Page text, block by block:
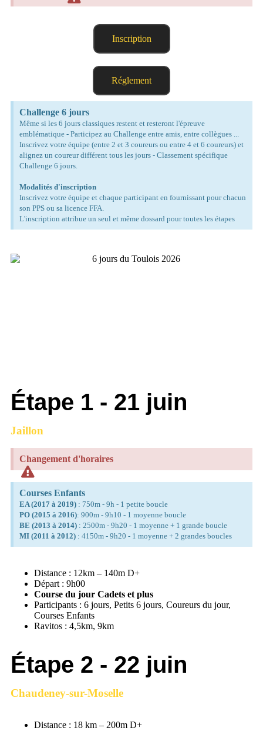
Inscription
Réglement
Challenge 6 jours
Même si les 6 jours classiques restent et resteront l'épreuve
emblématique - Participez au Challenge entre amis, entre collègues ...
Inscrivez votre équipe (entre 2 et 3 coureurs ou entre 4 et 6 coureurs) et
alignez un coureur différent tous les jours - Classement spécifique
Challenge 6 jours.
Modalités d'inscription
Inscrivez votre équipe et chaque participant en fournissant pour chacun
son PPS ou sa licence FFA.
L'inscription attribue un seul et même dossard pour toutes les étapes
Étape 1 - 21 juin
Jaillon
Changement d'horaires
Courses Enfants
EA (2017 à 2019) : 750m - 9h - 1 petite boucle
PO (2015 à 2016): 900m - 9h10 - 1 moyenne boucle
BE (2013 à 2014) : 2500m - 9h20 - 1 moyenne + 1 grande boucle
MI (2011 à 2012) : 4150m - 9h20 - 1 moyenne + 2 grandes boucles
Distance : 12km – 140m D+
Départ : 9h00
Course du jour Cadets et plus
Participants : 6 jours, Petits 6 jours, Coureurs du jour,
Courses Enfants
Ravitos : 4,5km, 9km
Étape 2 - 22 juin
Chaudeney-sur-Moselle
Distance : 18 km – 200m D+